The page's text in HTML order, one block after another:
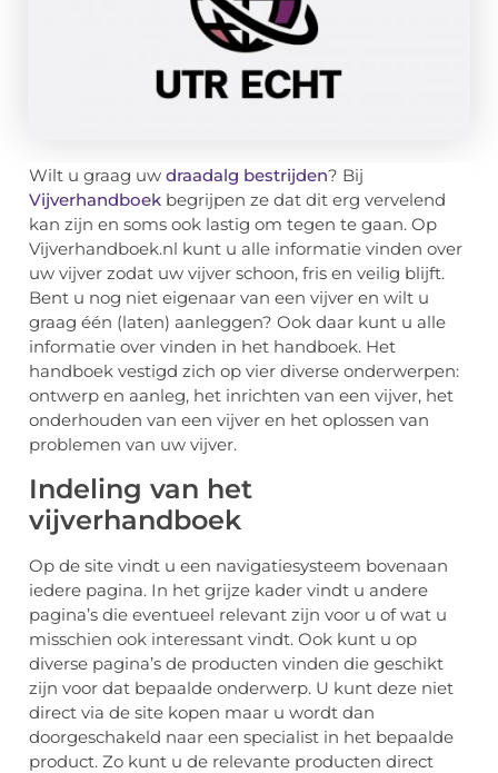
Wilt u graag uw draadalg bestrijden? Bij
Vijverhandboek begrijpen ze dat dit erg vervelend
kan zijn en soms ook lastig om tegen te gaan. Op
Vijverhandboek.nl kunt u alle informatie vinden over
uw vijver zodat uw vijver schoon, fris en veilig blijft.
Bent u nog niet eigenaar van een vijver en wilt u
graag één (laten) aanleggen? Ook daar kunt u alle
informatie over vinden in het handboek. Het
handboek vestigd zich op vier diverse onderwerpen:
ontwerp en aanleg, het inrichten van een vijver, het
onderhouden van een vijver en het oplossen van
problemen van uw vijver.
Indeling van het
vijverhandboek
Op de site vindt u een navigatiesysteem bovenaan
iedere pagina. In het grijze kader vindt u andere
pagina’s die eventueel relevant zijn voor u of wat u
misschien ook interessant vindt. Ook kunt u op
diverse pagina’s de producten vinden die geschikt
zijn voor dat bepaalde onderwerp. U kunt deze niet
direct via de site kopen maar u wordt dan
doorgeschakeld naar een specialist in het bepaalde
product. Zo kunt u de relevante producten direct